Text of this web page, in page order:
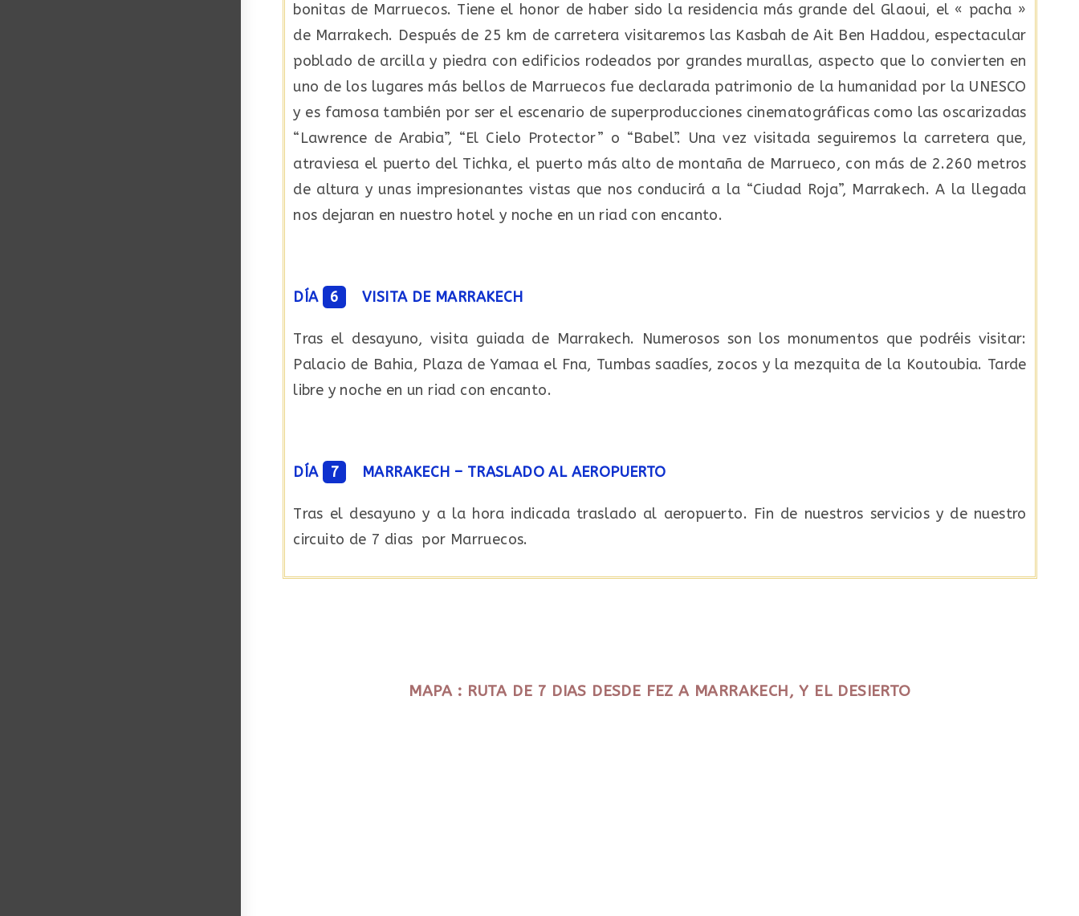
bonitas de Marruecos. Tiene el honor de haber sido la residencia más grande del Glaoui, el « pacha »
de Marrakech. Después de 25 km de carretera visitaremos las Kasbah de Ait Ben Haddou, espectacular
poblado de arcilla y piedra con edificios rodeados por grandes murallas, aspecto que lo convierten en
uno de los lugares más bellos de Marruecos fue declarada patrimonio de la humanidad por la UNESCO
y es famosa también por ser el escenario de superproducciones cinematográficas como las oscarizadas
“Lawrence de Arabia”, “El Cielo Protector” o “Babel”. Una vez visitada seguiremos la carretera que,
atraviesa el puerto del Tichka, el puerto más alto de montaña de Marrueco, con más de 2.260 metros
de altura y unas impresionantes vistas que nos conducirá a la “Ciudad Roja”, Marrakech. A la llegada
nos dejaran en nuestro hotel y noche en un riad con encanto.
DÍA 6 VISITA DE MARRAKECH
Tras el desayuno, visita guiada de Marrakech. Numerosos son los monumentos que podréis visitar:
Palacio de Bahia, Plaza de Yamaa el Fna, Tumbas saadíes, zocos y la mezquita de la Koutoubia. Tarde
libre y noche en un riad con encanto.
DÍA 7 MARRAKECH – TRASLADO AL AEROPUERTO
Tras el desayuno y a la hora indicada traslado al aeropuerto. Fin de nuestros servicios y de nuestro
circuito de 7 dias por Marruecos.
MAPA : RUTA DE 7 DIAS DESDE FEZ A MARRAKECH, Y EL DESIERTO